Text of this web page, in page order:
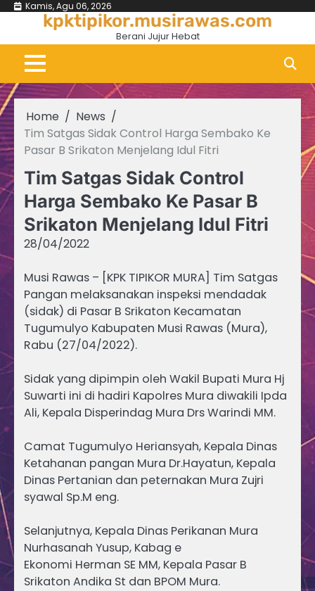
Skip
content
Kamis, Agu 06, 2026
kpktipikor.musirawas.com
Berani Jujur Hebat
Home
News
Tim Satgas Sidak Control Harga Sembako Ke
Pasar B Srikaton Menjelang Idul Fitri
Tim Satgas Sidak Control
Harga Sembako Ke Pasar B
Srikaton Menjelang Idul Fitri
28/04/2022
Musi Rawas – [KPK TIPIKOR MURA] Tim Satgas
Pangan melaksanakan inspeksi mendadak
(sidak) di Pasar B Srikaton Kecamatan
Tugumulyo Kabupaten Musi Rawas (Mura),
Rabu (27/04/2022).
Sidak yang dipimpin oleh Wakil Bupati Mura Hj
Suwarti ini di hadiri Kapolres Mura diwakili Ipda
Ali, Kepala Disperindag Mura Drs Warindi MM.
Camat Tugumulyo Heriansyah, Kepala Dinas
Ketahanan pangan Mura Dr.Hayatun, Kepala
Dinas Pertanian dan peternakan Mura Zujri
syawal Sp.M eng.
Selanjutnya, Kepala Dinas Perikanan Mura
Nurhasanah Yusup, Kabag e
Ekonomi Herman SE MM, Kepala Pasar B
Srikaton Andika St dan BPOM Mura.